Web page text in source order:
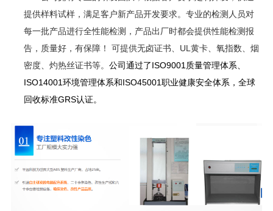
提供样料试样，满足客户新产品开发要求。专业的检测人员对
每一批产品进行全性能检测，产品出厂时都会提供性能检测报
告，质量好，有保障！ 可提供无卤证书、 UL 黄卡、氧指数、烟
密度、灼热丝证书等。 公司通过了ISO9001质量管理体系、
ISO14001环境管理体系和ISO45001职业健康安全体系，全球
回收标准GRS认证。